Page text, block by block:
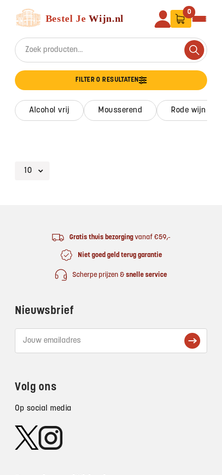
Search for:
Search
0
FILTER 0 RESULTATEN
alcohol vrij mousserend rode wijn
Gratis thuis bezorgingvanaf €59,-
Niet goed geld terug garantie
Scherpe prijzen & snelle service
Nieuwsbrief
Volg ons
Op social media